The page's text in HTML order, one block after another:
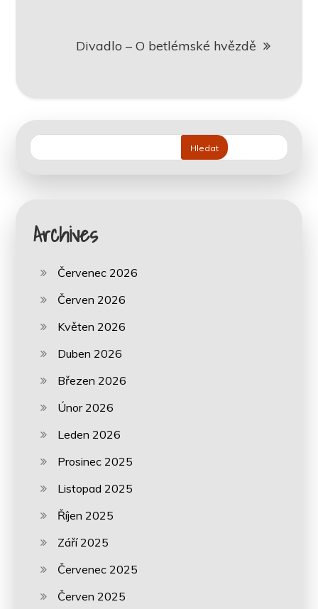
Divadlo – O betlémské hvězdě
Hledat
Archives
Červenec 2026
Červen 2026
Květen 2026
Duben 2026
Březen 2026
Únor 2026
Leden 2026
Prosinec 2025
Listopad 2025
Říjen 2025
Září 2025
Červenec 2025
Červen 2025